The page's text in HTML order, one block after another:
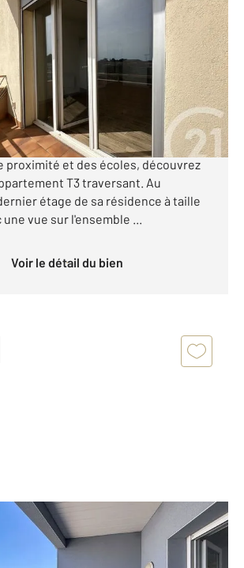
T3 à vendre
€
T3 + TERRASSE +
situé, proche de tous les
proximité et des écoles, découvrez
T3 traversant. Au
étage de sa résidence à taille
une vue sur l'ensemble ...
Voir le détail du bien